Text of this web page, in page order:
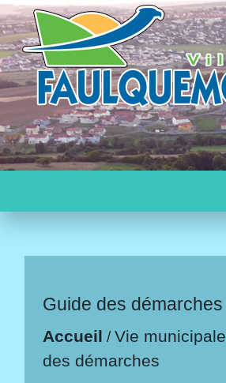
Guide des démarches
Accueil /Vie municipale
des démarches